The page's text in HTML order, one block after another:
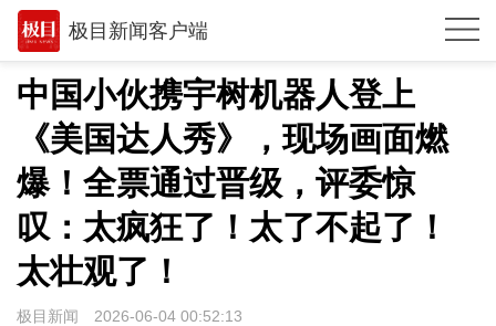
极目新闻客户端
推荐
观点
时政
湖北
武汉
世相
中国小伙携宇树机器人登上
《美国达人秀》，现场画面燃
爆！全票通过晋级，评委惊
叹：太疯狂了！太了不起了！
太壮观了！
极目新闻 2026-06-04 00:52:13